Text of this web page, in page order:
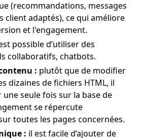
(recommandations, messages
client adaptés), ce qui améliore
et l'engagement.
possible d’utiliser des
collaboratifs, chatbots.
: plutôt que de modifier
dizaines de fichiers HTML, il
seule fois sur la base de
se répercute
toutes les pages concernées.
: il est facile d’ajouter de